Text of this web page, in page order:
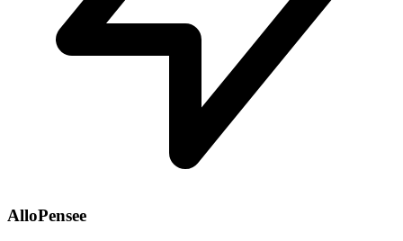
AlloPensee